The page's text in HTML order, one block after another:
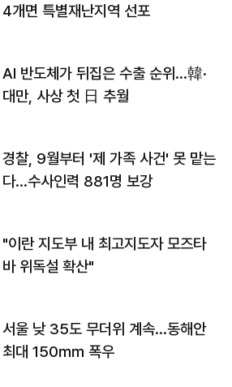
4개면 특별재난지역 선포
AI 반도체가 뒤집은 수출 순위…韓·
대만, 사상 첫 日 추월
경찰, 9월부터 '제 가족 사건' 못 맡는
다…수사인력 881명 보강
"이란 지도부 내 최고지도자 모즈타
바 위독설 확산"
서울 낮 35도 무더위 계속…동해안
최대 150㎜ 폭우